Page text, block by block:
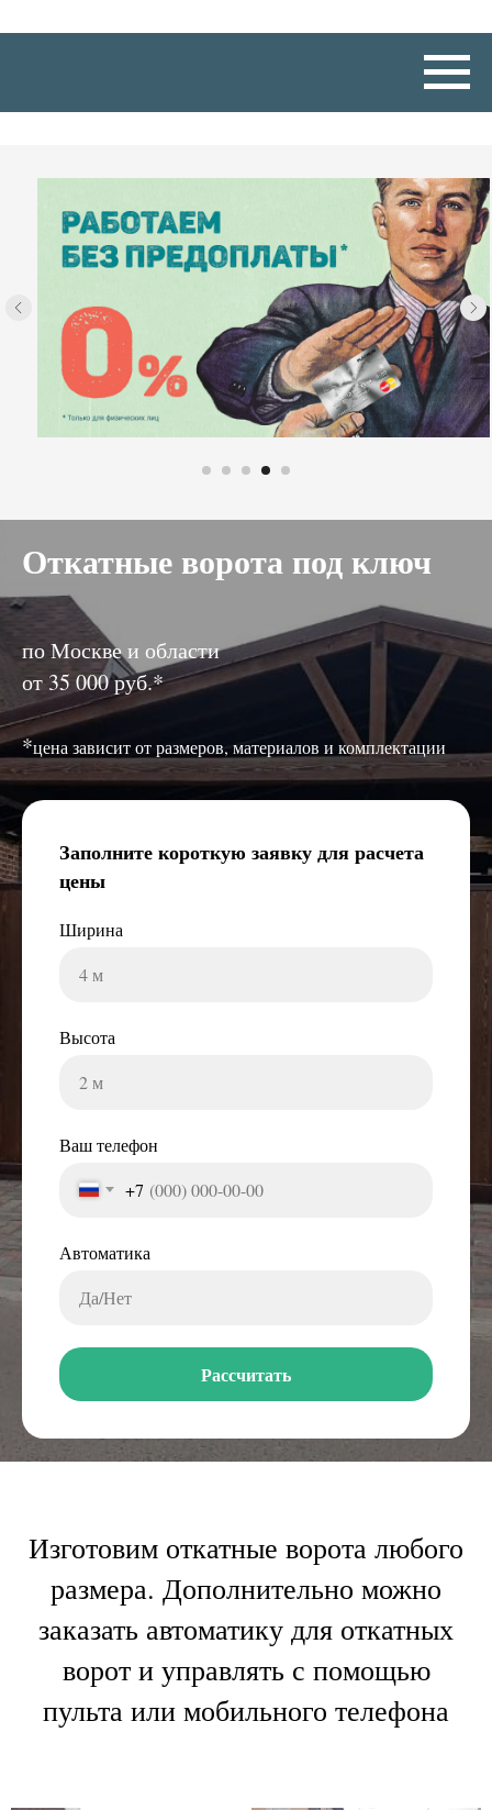
Откатные ворота под ключ
по Москве и области
от 35 000 руб.*
*цена зависит от размеров, материалов и комплектации
Заполните короткую заявку для расчета
цены
Ширина
Высота
Ваш телефон
+7
Автоматика
Рассчитать
Изготовим откатные ворота любого
размера. Дополнительно можно
заказать автоматику для откатных
ворот и управлять с помощью
пульта или мобильного телефона